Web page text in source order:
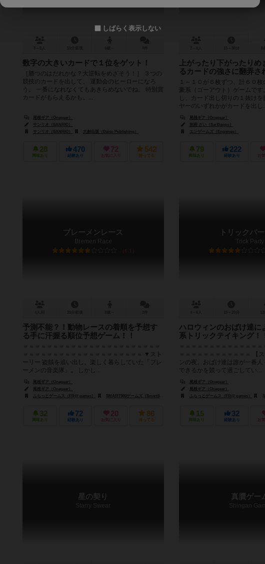
数字の大きいカードで１位をゲット！
［勝つのはだれかな？大逆転をめざそう！］ ３つの
競技のカードを出して、 運動会のヒーローになろ
う。 一番になれなくてもあきらめないでね。 特別賞
カードがもらえるかも。...
尾根ギア（Onegear）
サンリオ（SANRIO）
サンリオ（SANRIO）
大創出版（Daiso Publishing）
28
興味あり
470
経験あり
72
お気に入り
542
持ってる
上がったり下がったり
るカードの強さに翻弄さ
１～１０が６枚ずつ、計６０枚
豪系（ゴーアウト）ゲームで
し、カード出し切りの１抜け
ヤーのいずれかがカードを出し
尾根ギア（Onegear）
別府 さい（Sai Beppu）
エンゲームズ（Engames）
79
興味あり
222
経験あり お
ブレーメンレース
Bremen Race
6.1
予測不能？！動物レースの着順を予想す
る手に汗握る順位予想ゲーム！！
＝＝＝＝＝＝＝＝＝＝＝＝＝＝＝＝＝＝＝＝＝＝＝
＝＝＝＝＝＝＝＝＝＝＝＝＝＝＝＝＝＝＝＝ ▼スト
ーリー 盗賊を追い出し、楽しく暮らしていた「ブレ
ーメンの音楽隊」。 しかし...
尾根ギア（Onegear）
尾根ギア（Onegear）
ふらっとゲームス（FR@ games）
SMART500ゲームズ（Smart500 Games）
32
興味あり
72
経験あり
20
お気に入り
86
持ってる
トリックパ
Trick Party
ハロウィンのおばけ達に
系トリックテイキング！！
＝＝＝＝＝＝＝＝＝＝＝＝＝＝
＝＝＝＝＝＝＝＝＝＝＝＝ 【
ンの夜。おばけ達は誰が一番
できるかを競って過ごしてい...
尾根ギア（Onegear）
尾根ギア（Onegear）
ふらっとゲームス（FR@ games）
15
興味あり
32
経験あり お
星の契り
Starry Swear
真贋ゲー
Shingan
しばらく表示しない